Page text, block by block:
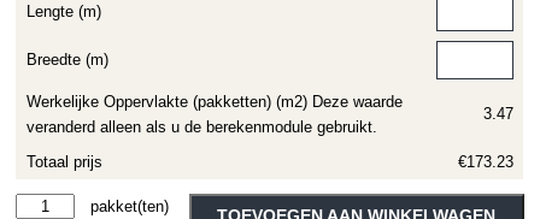
Lengte (m)
Breedte (m)
Werkelijke Oppervlakte (pakketten) (m2) Deze waarde
veranderd alleen als u de berekenmodule gebruikt.
3.47
Totaal prijs €173.23
Therdex
TOEVOEGEN AAN WINKELWAGEN
Alternative: